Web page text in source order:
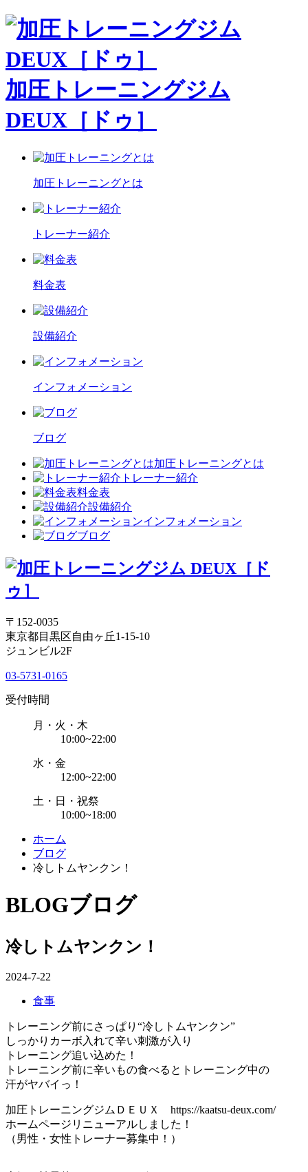
加圧トレーニングジム
DEUX［ドゥ］
加圧トレーニングとは
トレーナー紹介
料金表
設備紹介
インフォメーション
ブログ
加圧トレーニングとは
トレーナー紹介
料金表
設備紹介
インフォメーション
ブログ
〒152-0035
東京都目黒区自由ヶ丘1-15-10
ジュンビル2F
03-5731-0165
受付時間
月・火・木
10:00~22:00
水・金
12:00~22:00
土・日・祝祭
10:00~18:00
ホーム
ブログ
冷しトムヤンクン！
BLOGブログ
冷しトムヤンクン！
2024-7-22
食事
トレーニング前にさっぱり“冷しトムヤンクン”
しっかりカーボ入れて辛い刺激が入り
トレーニング追い込めた！
トレーニング前に辛いもの食べるとトレーニング中の
汗がヤバイっ！
加圧トレーニングジムＤＥＵＸ https://kaatsu-deux.com/
ホームページリニューアルしました！
（男性・女性トレーナー募集中！）